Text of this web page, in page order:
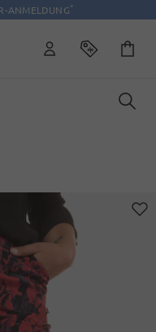
ANMELDUNG*